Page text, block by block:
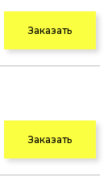
Заказать
Заказать